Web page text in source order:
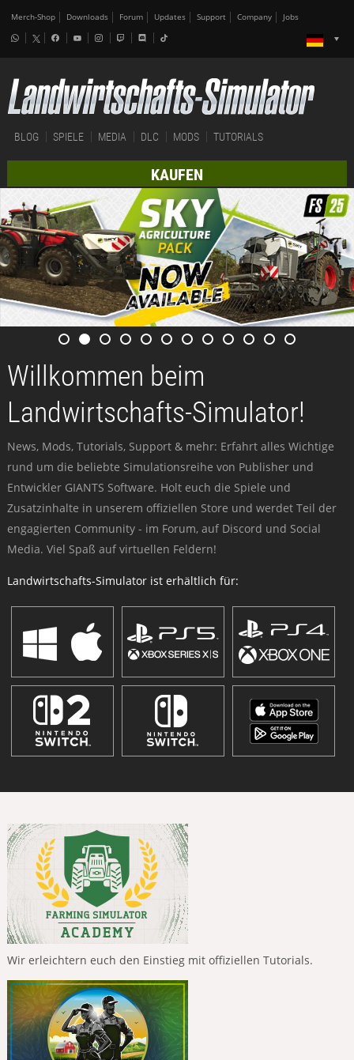
Merch-Shop Downloads Forum Updates Support Company Jobs
BLOG SPIELE MEDIA DLC MODS TUTORIALS
KAUFEN
Willkommen beim
Landwirtschafts-Simulator!
News, Mods, Tutorials, Support & mehr: Erfahrt alles Wichtige
rund um die beliebte Simulationsreihe von Publisher und
Entwickler GIANTS Software. Holt euch die Spiele und
Zusatzinhalte in unserem offiziellen Store und werdet Teil der
engagierten Community - im Forum, auf Discord und Social
Media. Viel Spaß auf virtuellen Feldern!
Landwirtschafts-Simulator ist erhältlich für:
Wir erleichtern euch den Einstieg mit offiziellen Tutorials.